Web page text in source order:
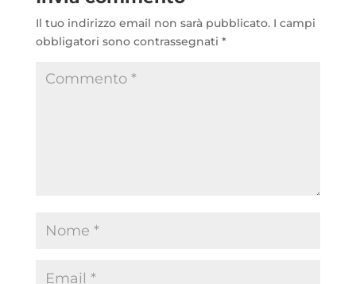
Il tuo indirizzo email non sarà pubblicato. I campi
obbligatori sono contrassegnati *